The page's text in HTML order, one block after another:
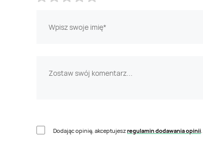
Dodając opinię, akceptujeszregulamin dodawania opinii